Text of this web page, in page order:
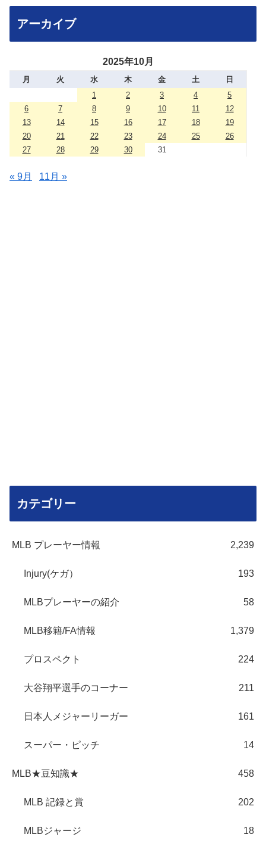
アーカイブ
2025年10月
月 火 水 木 金 土
日
1
2 3 4
5
6
7 8 9 10 11
12
13
14 15 16 17 18
19
20
21 22 23 24 25
26
27
28 29 30 31
« 9月 11月 »
カテゴリー
MLB プレーヤー情報 2,239
Injury(ケガ） 193
MLBプレーヤーの紹介 58
MLB移籍/FA情報 1,379
プロスペクト 224
大谷翔平選手のコーナー 211
日本人メジャーリーガー 161
スーパー・ピッチ 14
MLB★豆知識★ 458
MLB 記録と賞 202
MLBジャージ 18